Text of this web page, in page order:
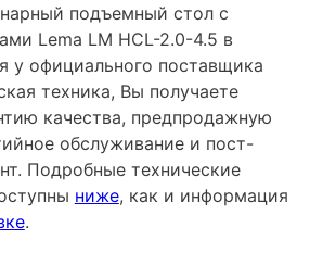
подъемный стол с
Lema LM HCL-2.0-4.5 в
у официального поставщика
техника, Вы получаете
качества, предпродажную
обслуживание и пост-
Подробные технические
ниже, как и информация
.